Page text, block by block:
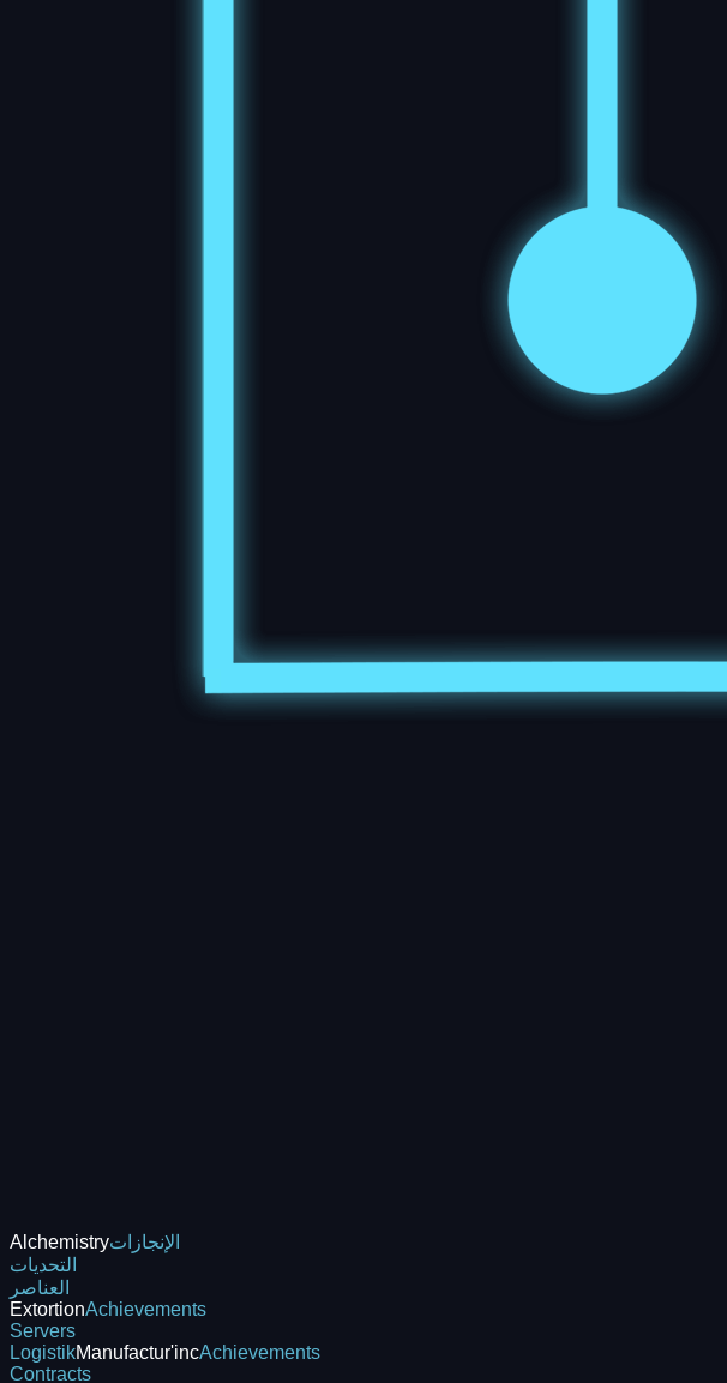
Alchemistryالإنجازات
التحديات
العناصر
ExtortionAchievements
Servers
LogistikManufactur'incAchievements
Contracts